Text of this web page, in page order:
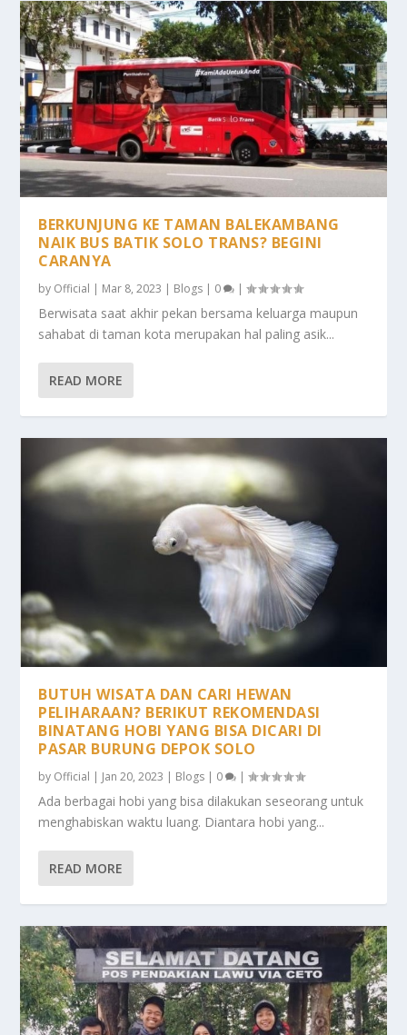
BERKUNJUNG KE TAMAN BALEKAMBANG
NAIK BUS BATIK SOLO TRANS? BEGINI
CARANYA
by Official | Mar 8, 2023 | Blogs | 0 |
Berwisata saat akhir pekan bersama keluarga maupun
sahabat di taman kota merupakan hal paling asik...
READ MORE
BUTUH WISATA DAN CARI HEWAN
PELIHARAAN? BERIKUT REKOMENDASI
BINATANG HOBI YANG BISA DICARI DI
PASAR BURUNG DEPOK SOLO
by Official | Jan 20, 2023 | Blogs | 0 |
Ada berbagai hobi yang bisa dilakukan seseorang untuk
menghabiskan waktu luang. Diantara hobi yang...
READ MORE